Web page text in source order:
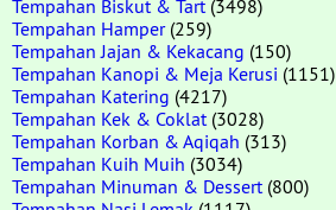
Tempahan Biskut & Tart(3498)
Tempahan Hamper(259)
Tempahan Jajan & Kekacang (150)
Tempahan Kanopi & Meja Kerusi (1151)
Tempahan Katering (4217)
Tempahan Kek & Coklat(3028)
Tempahan Korban & Aqiqah (313)
Tempahan Kuih Muih (3034)
Tempahan Minuman & Dessert(800)